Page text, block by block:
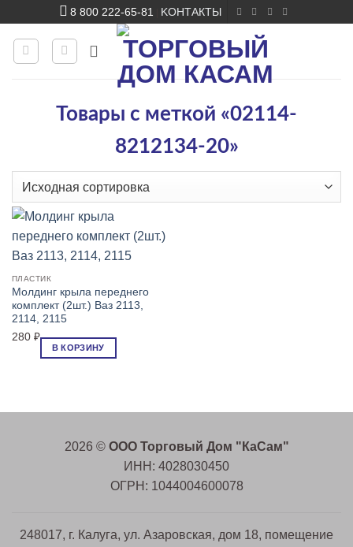
content
8 800 222-65-81 KОНТАКТЫ
Товары с меткой «02114-
8212134-20»
ПЛАСТИК
Молдинг крыла переднего
комплект (2шт.) Ваз 2113,
2114, 2115
280 ₽
В КОРЗИНУ
2026 © ООО Торговый Дом "КаСам"
ИНН: 4028030450
ОГРН: 1044004600078
248017, г. Калуга, ул. Азаровская, дом 18, помещение